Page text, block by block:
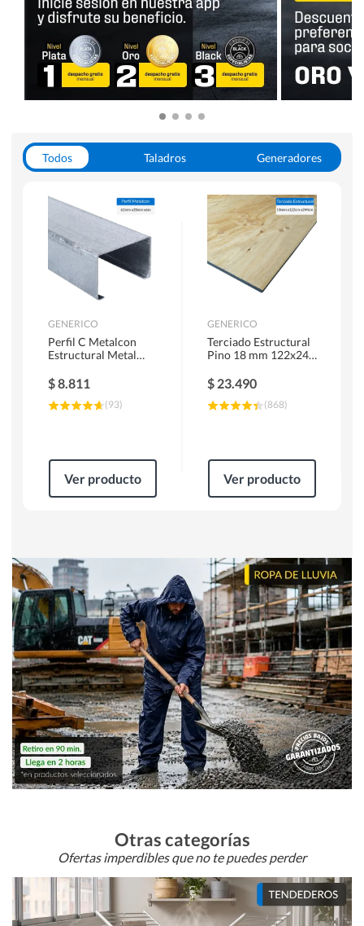
Todos Taladros
Generadores
Herramientas Manuales
Sierras Circulares
GENERICO
Perfil C Metalcon
Estructural Metal
$8.811
(93)
Ver producto
GENERICO
Terciado Estructural
Pino 18 mm 122x244
$ 23.490
(868)
Ver producto
Otras categorías
Ofertas imperdibles que no te puedes perder